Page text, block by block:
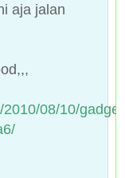
aja jalan
08/10/